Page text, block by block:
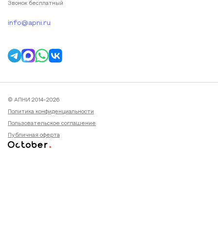
Звонок бесплатный
info@apni.ru
© АПНИ 2014-2026
Политика конфиденциальности
Пользовательское соглашение
Публичная оферта